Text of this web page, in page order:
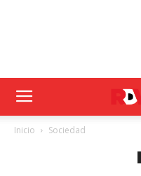
Inicio Sociedad